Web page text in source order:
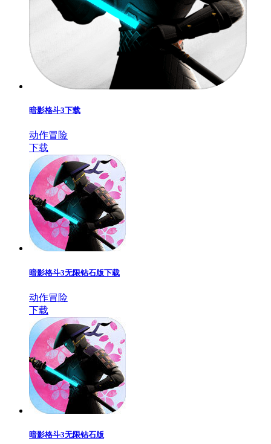
暗影格斗3下载
动作冒险
下载
暗影格斗3无限钻石版下载
动作冒险
下载
暗影格斗3无限钻石版